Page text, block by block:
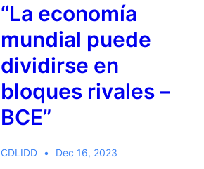
“La economía
mundial puede
dividirse en
bloques rivales –
BCE”
CDLIDD Dec 16, 2023